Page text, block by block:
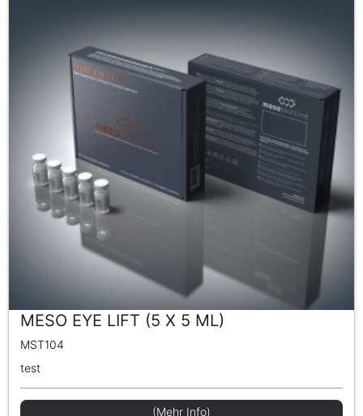
MESO EYE LIFT (5 X 5 ML)
MST104
test
(Mehr Info)